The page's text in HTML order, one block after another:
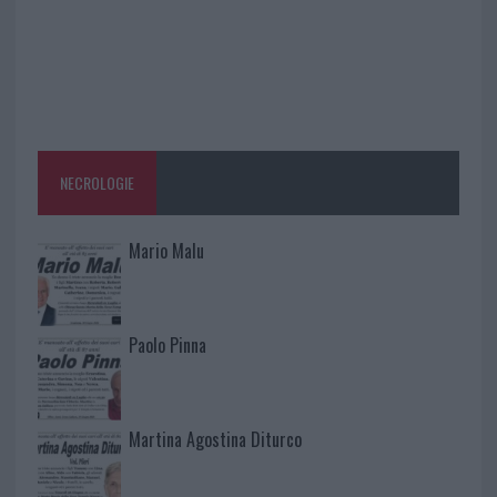
NECROLOGIE
Mario Malu
Paolo Pinna
Martina Agostina Diturco